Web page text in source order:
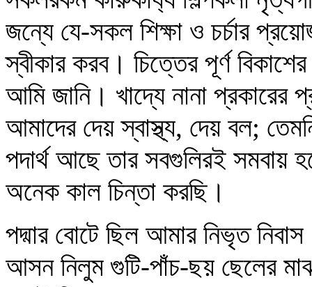
জন্যে যে-সকল শিক্ষা ও চর্চার
স্বীকার করব। চিত্তের পূর্ণ
আমি জানি। খাদ্যে নানা প্রকারের
আমাদের দেয় স্বাস্থ্য, দেয় বল;
পদার্থ আছে তার সবগুলিরই
অনেক কাল চিন্তা করছি।
পদ্মার বোটে ছিল আমার নিভৃত
আসন নিলুম গুটি-পাঁচ-ছয় ছেলের